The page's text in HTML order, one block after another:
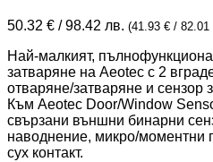
50.32 € / 98.42 лв. (41.93 € / 82.01
Най-малкият,
затваряне на Aeotec с 2
отваряне/затваряне и сензор
Към Aeotec Door/Window
свързани външни бинарни
наводнение, микро/моментни
сух контакт.